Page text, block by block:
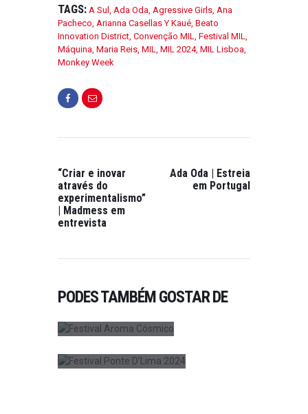
TAGS: A Sul Ada Oda Agressive Girls Ana
Pacheco Arianna Casellas Y Kaué Beato
Innovation District Convenção MIL Festival MIL
Máquina Maria Reis MIL MIL 2024, MIL Lisboa
Monkey Week
“Criar e inovar
através do
experimentalismo”
| Madmess em
entrevista
Ada Oda | Estreia
em Portugal
PODES TAMBÉM GOSTAR DE
FESTIVAIS,FESTIVAIS
DE MÚSICA,
PUBLICAÇÕES
FESTIVAL AROMA
ON SETEMBRO 5,
FESTIVAL PONTE
D’LIMA 2024 | O 3º
ON AGOSTO 13, 2024